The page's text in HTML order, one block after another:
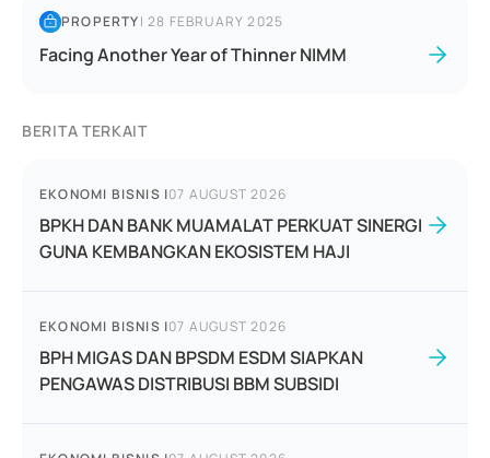
PROPERTY|28 FEBRUARY 2025
Facing Another Year of Thinner NIMM
BERITA TERKAIT
EKONOMI BISNIS |07 AUGUST 2026
BPKH DAN BANK MUAMALAT PERKUAT SINERGI
GUNA KEMBANGKAN EKOSISTEM HAJI
EKONOMI BISNIS |07 AUGUST 2026
BPH MIGAS DAN BPSDM ESDM SIAPKAN
PENGAWAS DISTRIBUSI BBM SUBSIDI